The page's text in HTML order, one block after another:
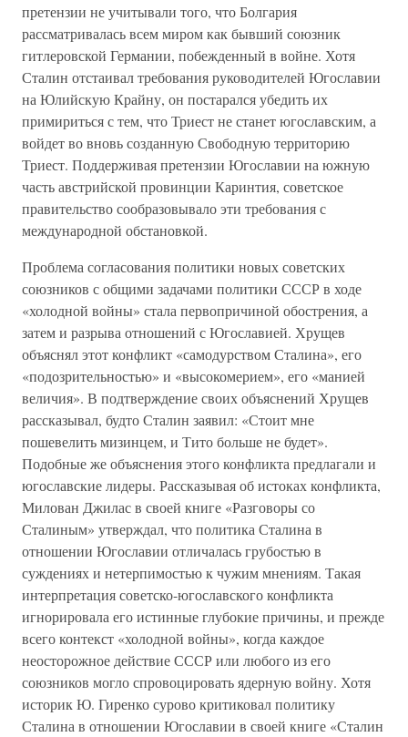
претензии не учитывали того, что Болгария
рассматривалась всем миром как бывший союзник
гитлеровской Германии, побежденный в войне. Хотя
Сталин отстаивал требования руководителей Югославии
на Юлийскую Крайну, он постарался убедить их
примириться с тем, что Триест не станет югославским, а
войдет во вновь созданную Свободную территорию
Триест. Поддерживая претензии Югославии на южную
часть австрийской провинции Каринтия, советское
правительство сообразовывало эти требования с
международной обстановкой.
Проблема согласования политики новых советских
союзников с общими задачами политики СССР в ходе
«холодной войны» стала первопричиной обострения, а
затем и разрыва отношений с Югославией. Хрущев
объяснял этот конфликт «самодурством Сталина», его
«подозрительностью» и «высокомерием», его «манией
величия». В подтверждение своих объяснений Хрущев
рассказывал, будто Сталин заявил: «Стоит мне
пошевелить мизинцем, и Тито больше не будет».
Подобные же объяснения этого конфликта предлагали и
югославские лидеры. Рассказывая об истоках конфликта,
Милован Джилас в своей книге «Разговоры со
Сталиным» утверждал, что политика Сталина в
отношении Югославии отличалась грубостью в
суждениях и нетерпимостью к чужим мнениям. Такая
интерпретация советско-югославского конфликта
игнорировала его истинные глубокие причины, и прежде
всего контекст «холодной войны», когда каждое
неосторожное действие СССР или любого из его
союзников могло спровоцировать ядерную войну. Хотя
историк Ю. Гиренко сурово критиковал политику
Сталина в отношении Югославии в своей книге «Сталин